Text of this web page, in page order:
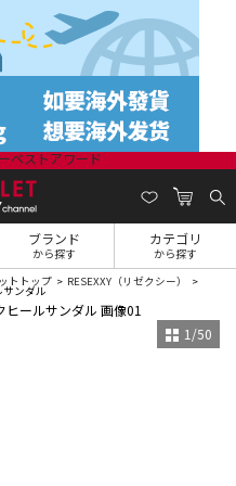
ブランド
から探す
カテゴリ
から探す
トトップ RESEXXY（リゼクシー）
ンダル
1 /50